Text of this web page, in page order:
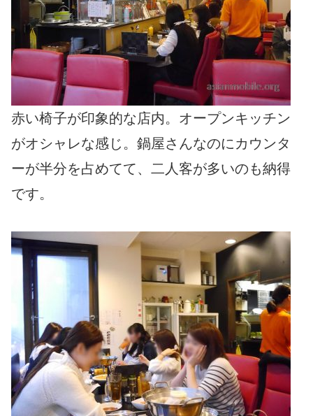
赤い椅子が印象的な店内。オープンキッチン
がオシャレな感じ。鍋屋さんなのにカウンタ
ーが半分を占めてて、二人客が多いのも納得
です。